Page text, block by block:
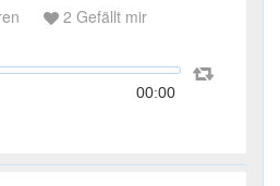
2 Gefällt mir
00:00